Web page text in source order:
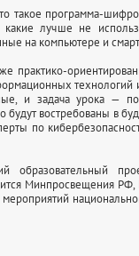
такое программа-
лучше не
на компьютере и
практико-
технологий
и задача урока —
востребованы в
по
образовательный
Минпросвещения